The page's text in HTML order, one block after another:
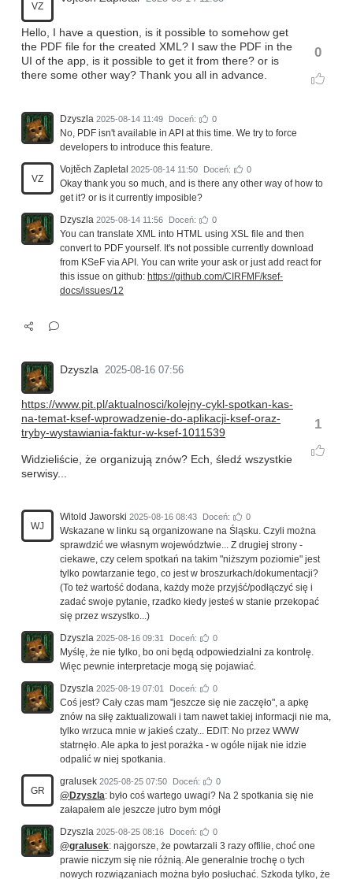
VZ
0
Hello, I have a question, is it possible to somehow get
the PDF file for the created XML? I saw the PDF in the
UI of the app, is it possible to get it from there? or is
there some other way? Thank you all in advance.
Dzyszla 2025-08-14 11:49 Doceń: 0
No, PDF isn't available in API at this time. We try to force
developers to introduce this feature.
VZ
Vojtěch Zapletal 2025-08-14 11:50 Doceń: 0
Okay thank you so much, and is there any other way of how to
get it? or is it currently imposible?
Dzyszla 2025-08-14 11:56 Doceń: 0
You can translate XML into HTML using XSL file and then
convert to PDF yourself. It's not possible currently download
from KSeF via API. You can write your ask or just add react for
this issue on github: https://github.com/CIRFMF/ksef-
docs/issues/12
Dzyszla 2025-08-16 07:56
1
https://www.pit.pl/aktualnosci/kolejny-cykl-spotkan-kas-
na-temat-ksef-wprowadzenie-do-aplikacji-ksef-oraz-
tryby-wystawiania-faktur-w-ksef-1011539
Widzieliście, że organizują znów? Ech, śledź wszystkie
serwisy...
WJ
Witold Jaworski 2025-08-16 08:43 Doceń: 0
Wskazane w linku są organizowane na Śląsku. Czyli można
sprawdzić we własnym województwie... Z drugiej strony -
ciekawe, czy celem spotkań na takim "niższym poziomie" jest
tylko powtarzanie tego, co jest w broszurkach/dokumentacji?
(To też wartość dodana, każdy może przyjść/podłączyć się i
zadać swoje pytanie, rzadko kiedy jesteś w stanie przekopać
się przez wszystko...)
Dzyszla 2025-08-16 09:31 Doceń: 0
Myślę, że nie tylko, bo oni będą odpowiedzialni za kontrolę.
Więc pewnie interpretacje mogą się pojawiać.
Dzyszla 2025-08-19 07:01 Doceń: 0
Coś jest? Cały czas mam "jeszcze się nie zaczęło", a apkę
znów na siłę zaktualizowali i tam nawet takiej informacji nie ma,
tylko wrzuca mnie w jakieś czaty... EDIT: No przez WWW
statrnęło. Ale apka to jest porażka - w ogóle nijak nie idzie
odpalić w niej spotkania.
GR
gralusek 2025-08-25 07:50 Doceń: 0
@Dzyszla: było coś wartego uwagi? Na 2 spotkania się nie
załapałem ale jeszcze jutro bym mógł
Dzyszla 2025-08-25 08:16 Doceń: 0
@gralusek: najgorsze, że powtarzali 3 razy offilie, choć one
prawie niczym się nie różnią. Ale generalnie trochę o tych
nowych rozwiązaniach można było posłuchać. Szkoda tylko, że